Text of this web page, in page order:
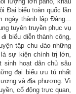
Đại biểu toàn quốc lần
ngày thành lập Đảng...
tuyên truyền phục vụ
biểu diễn thành công,
tập chu đáo những
sự kiện chính trị lớn,
hoạt dân chủ sâu
đại biểu ưu tú nhất
và địa phương. Vì
cổ động trực quan,